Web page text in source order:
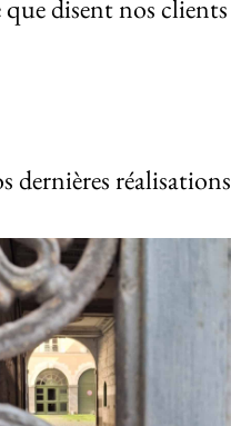
que disent nos clients
dernières réalisations